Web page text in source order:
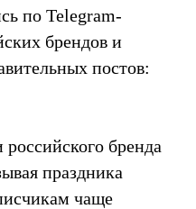
по Telegram-
брендов и
постов:
бренда
праздника
чаще